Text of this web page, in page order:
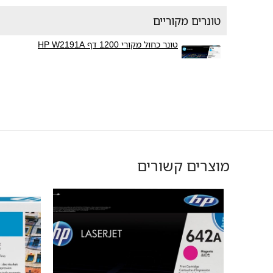
טונרים מקוריים
טונר כחול מקורי 1200 דף HP W2191A
מוצרים קשורים